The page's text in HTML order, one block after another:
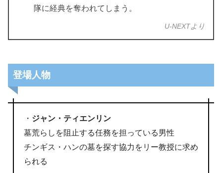
隊に経典を奪われてしまう。
U-NEXTより
登場人物
・ ジャン・ティエンリン
墓荒らしを阻止する任務を担っている男性
チンギス・ハンの墓を探す協力をリー教授に求め
られる